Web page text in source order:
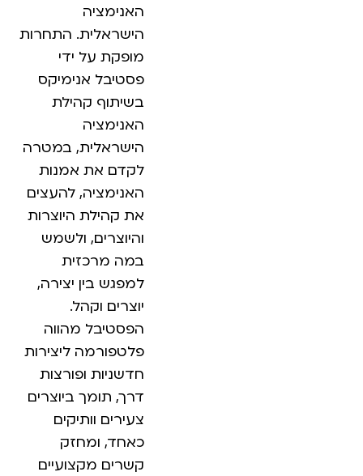
האנימציה
הישראלית. התחרות
מופקת על ידי
פסטיבל אנימיקס
בשיתוף קהילת
האנימציה
הישראלית, במטרה
לקדם את אמנות
האנימציה, להעצים
את קהילת היוצרות
והיוצרים, ולשמש
במה מרכזית
למפגש בין יצירה,
יוצרים וקהל.
הפסטיבל מהווה
פלטפורמה ליצירות
חדשניות ופורצות
דרך, תומך ביוצרים
צעירים וותיקים
כאחד, ומחזק
קשרים מקצועיים